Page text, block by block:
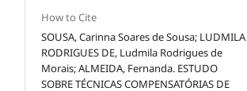
How to Cite
SOUSA, Carinna Soares de Sousa; LUDMILA
RODRIGUES DE, Ludmila Rodrigues de
Morais; ALMEIDA, Fernanda. ESTUDO
SOBRE TÉCNICAS COMPENSATÓRIAS DE